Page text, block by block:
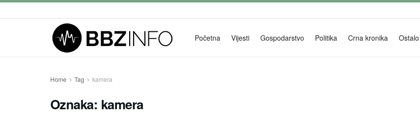
Početna Vijesti Gospodarstvo Politika Crna kronika Ostalo
Home Tag kamera
Oznaka: kamera